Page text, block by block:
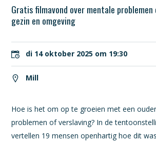
Gratis filmavond over mentale
gezin en omgeving
di 14 oktober 2025 om 19:30
Mill
Hoe is het om op te groeien met een
problemen of verslaving? In de
vertellen 19 mensen openhartig hoe dit